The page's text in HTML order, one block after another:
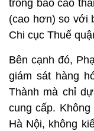
trong báo cáo
(cao hơn) so với
Chi cục Thuế
Bên cạnh đó,
giám sát hàng
Thành mà chỉ
cung cấp.
Hà Nội, không